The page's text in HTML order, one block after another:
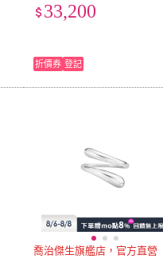
33,200
折價券 登記
喬治傑生旗艦店，官方直營